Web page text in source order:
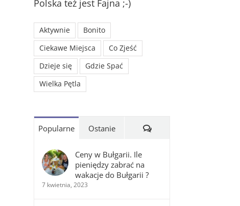
Polska też jest Fajna ;-)
Aktywnie
Bonito
Ciekawe Miejsca
Co Zjeść
Dzieje się
Gdzie Spać
Wielka Pętla
Popularne Ostanie Komentarze
Ceny w Bułgarii. Ile
pieniędzy zabrać na
wakacje do Bułgarii ?
7 kwietnia, 2023